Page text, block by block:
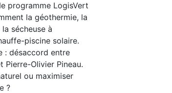
programme LogisVert
la géothermie, la
sécheuse à
piscine solaire.
: désaccord entre
Pierre-Olivier Pineau.
ou maximiser
?